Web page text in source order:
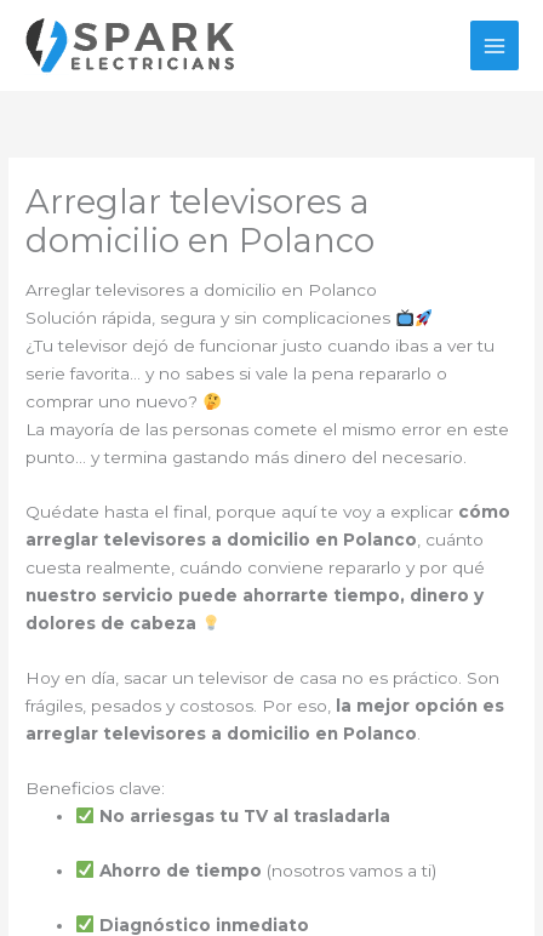
contenido
Arreglar televisores a
domicilio en Polanco
Arreglar televisores a domicilio en Polanco
Solución rápida, segura y sin complicaciones
¿Tu televisor dejó de funcionar justo cuando ibas a ver tu
serie favorita… y no sabes si vale la pena repararlo o
comprar uno nuevo?
La mayoría de las personas comete el mismo error en este
punto… y termina gastando más dinero del necesario.
Quédate hasta el final, porque aquí te voy a explicar cómo
arreglar televisores a domicilio en Polanco , cuánto
cuesta realmente, cuándo conviene repararlo y por qué
nuestro servicio puede ahorrarte tiempo, dinero y
dolores de cabeza
Hoy en día, sacar un televisor de casa no es práctico. Son
frágiles, pesados y costosos. Por eso,
la mejor opción es
arreglar televisores a domicilio en Polanco
Beneficios clave:
No arriesgas tu TV al trasladarla
Ahorro de tiempo (nosotros vamos a ti)
Diagnóstico inmediato